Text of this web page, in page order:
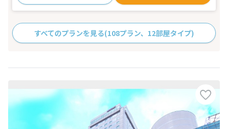
すべてのプランを見る(108プラン、12部屋タイプ)